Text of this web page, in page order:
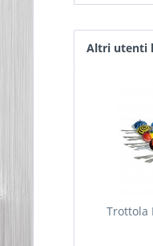
Altri utenti
Trottola